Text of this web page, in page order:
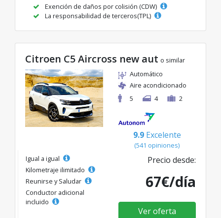
Exención de daños por colisión (CDW)
La responsabilidad de terceros(TPL)
Citroen C5 Aircross new aut o similar
Automático
Aire acondicionado
5
4 2
9.9 Excelente
(541 opiniones)
Igual a igual
Kilometraje ilimitado
Reunirse y Saludar
Conductor adicional
incluido
Precio desde:
67€/día
Ver oferta